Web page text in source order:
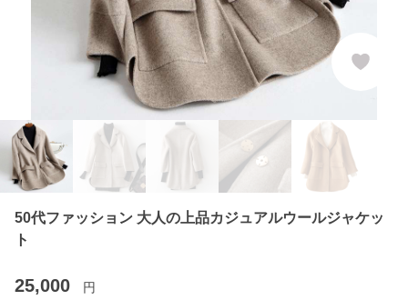
50代ファッション 大人の上品カジュアルウールジャケッ
ト
25,000 円